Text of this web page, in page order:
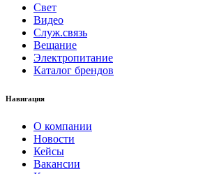
Свет
Видео
Служ.связь
Вещание
Электропитание
Каталог брендов
Навигация
О компании
Новости
Кейсы
Вакансии